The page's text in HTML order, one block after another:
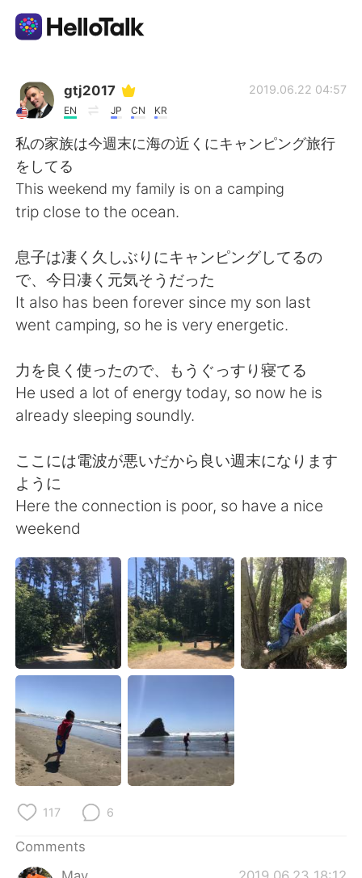
Language Exchange App
English
Español العربية
Français Deutsch
日本語 한국어
Русский
Türkçe
Português
gtj2017
EN JP CN KR
2019.06.22 04:57
私の家族は今週末に海の近くにキャンピング旅行
をしてる
This weekend my family is on a camping
trip close to the ocean.
息子は凄く久しぶりにキャンピングしてるの
で、今日凄く元気そうだった
It also has been forever since my son last
went camping, so he is very energetic.
力を良く使ったので、もうぐっすり寝てる
He used a lot of energy today, so now he is
already sleeping soundly.
ここには電波が悪いだから良い週末になります
ように
Here the connection is poor, so have a nice
weekend
117 6
Comments